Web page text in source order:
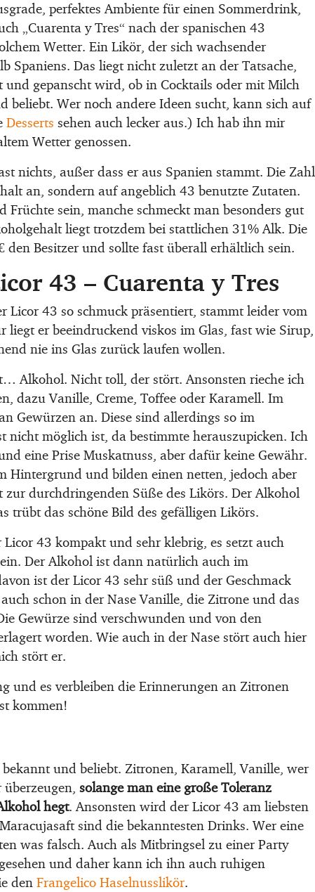
perfektes Ambiente für einen Sommerdrink,
„Cuarenta y Tres“ nach der spanischen 43
Wetter. Ein Likör, der sich wachsender
Spaniens. Das liegt nicht zuletzt an der Tatsache,
und gepanscht wird, ob in Cocktails oder mit Milch
beliebt. Wer noch andere Ideen sucht, kann sich auf
Desserts sehen auch lecker aus.) Ich hab ihn mir
Wetter genossen.
nichts, außer dass er aus Spanien stammt. Die Zahl
an, sondern auf angeblich 43 benutzte Zutaten.
Früchte sein, manche schmeckt man besonders gut
liegt trotzdem bei stattlichen 31% Alk. Die
den Besitzer und sollte fast überall erhältlich sein.
43 – Cuarenta y Tres
Licor 43 so schmuck präsentiert, stammt leider vom
liegt er beeindruckend viskos im Glas, fast wie Sirup,
nie ins Glas zurück laufen wollen.
Alkohol. Nicht toll, der stört. Ansonsten rieche ich
dazu Vanille, Creme, Toffee oder Karamell. Im
Gewürzen an. Diese sind allerdings so im
nicht möglich ist, da bestimmte herauszupicken. Ich
eine Prise Muskatnuss, aber dafür keine Gewähr.
Hintergrund und bilden einen netten, jedoch aber
durchdringenden Süße des Likörs. Der Alkohol
trübt das schöne Bild des gefälligen Likörs.
43 kompakt und sehr klebrig, es setzt auch
Der Alkohol ist dann natürlich auch im
ist der Licor 43 sehr süß und der Geschmack
schon in der Nase Vanille, die Zitrone und das
Gewürze sind verschwunden und von den
worden. Wie auch in der Nase stört auch hier
stört er.
und es verbleiben die Erinnerungen an Zitronen
kommen!
und beliebt. Zitronen, Karamell, Vanille, wer
solange man eine große Toleranz
hegt. Ansonsten wird der Licor 43 am liebsten
sind die bekanntesten Drinks. Wer eine
was falsch. Auch als Mitbringsel zu einer Party
und daher kann ich ihn auch ruhigen
den Frangelico Haselnusslikör.